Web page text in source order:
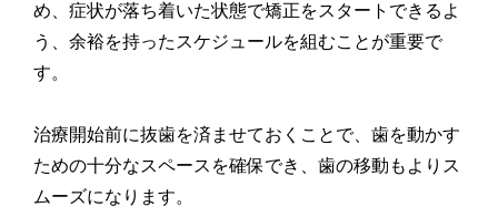
め、症状が落ち着いた状態で矯正をスタートできるよ
う、余裕を持ったスケジュールを組むことが重要で
す。
治療開始前に抜歯を済ませておくことで、歯を動かす
ための十分なスペースを確保でき、歯の移動もよりス
ムーズになります。